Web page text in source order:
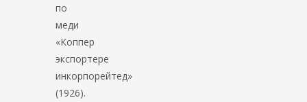
по
меди
«Коппер
экспортере
инкорпорейтед»
(1926).